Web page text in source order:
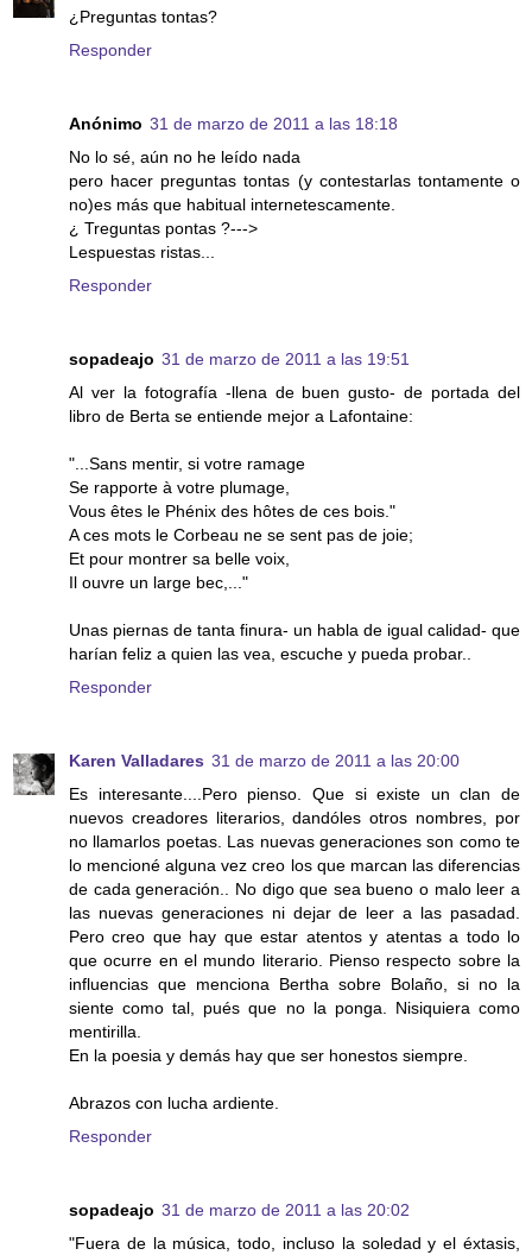
¿Preguntas tontas?
Responder
Anónimo 31 de marzo de 2011 a las 18:18
No lo sé, aún no he leído nada
pero hacer preguntas tontas (y contestarlas tontamente o
no)es más que habitual internetescamente.
¿ Treguntas pontas ?--->
Lespuestas ristas...
Responder
sopadeajo 31 de marzo de 2011 a las 19:51
Al ver la fotografía -llena de buen gusto- de portada del
libro de Berta se entiende mejor a Lafontaine:
"...Sans mentir, si votre ramage
Se rapporte à votre plumage,
Vous êtes le Phénix des hôtes de ces bois."
A ces mots le Corbeau ne se sent pas de joie;
Et pour montrer sa belle voix,
Il ouvre un large bec,..."
Unas piernas de tanta finura- un habla de igual calidad- que
harían feliz a quien las vea, escuche y pueda probar..
Responder
Karen Valladares 31 de marzo de 2011 a las 20:00
Es interesante....Pero pienso. Que si existe un clan de
nuevos creadores literarios, dandóles otros nombres, por
no llamarlos poetas. Las nuevas generaciones son como te
lo mencioné alguna vez creo los que marcan las diferencias
de cada generación.. No digo que sea bueno o malo leer a
las nuevas generaciones ni dejar de leer a las pasadad.
Pero creo que hay que estar atentos y atentas a todo lo
que ocurre en el mundo literario. Pienso respecto sobre la
influencias que menciona Bertha sobre Bolaño, si no la
siente como tal, pués que no la ponga. Nisiquiera como
mentirilla.
En la poesia y demás hay que ser honestos siempre.
Abrazos con lucha ardiente.
Responder
sopadeajo 31 de marzo de 2011 a las 20:02
"Fuera de la música, todo, incluso la soledad y el éxtasis,